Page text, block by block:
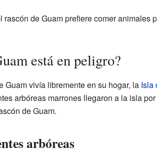
de Guam prefiere comer animales
está en peligro?
Guam vivía libremente en su hogar, la Isla
arbóreas marrones llegaron a la isla
de Guam.
arbóreas